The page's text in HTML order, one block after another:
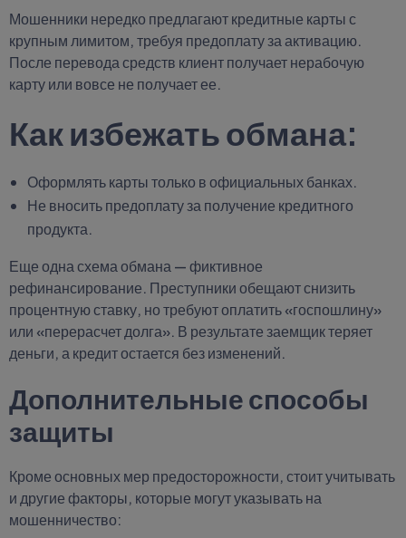
Мошенники нередко предлагают кредитные карты с
крупным лимитом, требуя предоплату за активацию.
После перевода средств клиент получает нерабочую
карту или вовсе не получает ее.
Как избежать обмана:
Оформлять карты только в официальных банках.
Не вносить предоплату за получение кредитного
продукта.
Еще одна схема обмана — фиктивное
рефинансирование. Преступники обещают снизить
процентную ставку, но требуют оплатить «госпошлину»
или «перерасчет долга». В результате заемщик теряет
деньги, а кредит остается без изменений.
Дополнительные способы
защиты
Кроме основных мер предосторожности, стоит учитывать
и другие факторы, которые могут указывать на
мошенничество: